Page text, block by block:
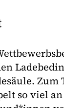
so viel